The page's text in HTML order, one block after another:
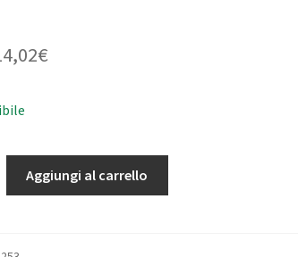
16,49€.
€Il
è:
14,02€.
Aggiungi al carrello